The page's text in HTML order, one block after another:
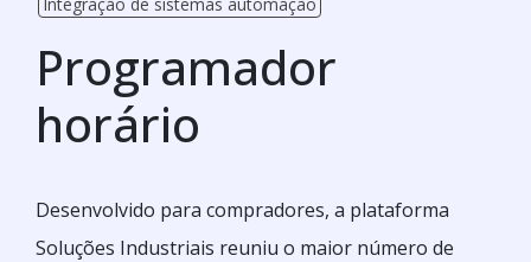
Programador
horário
Desenvolvido para compradores, a plataforma
Soluções Industriais reuniu o maior número de